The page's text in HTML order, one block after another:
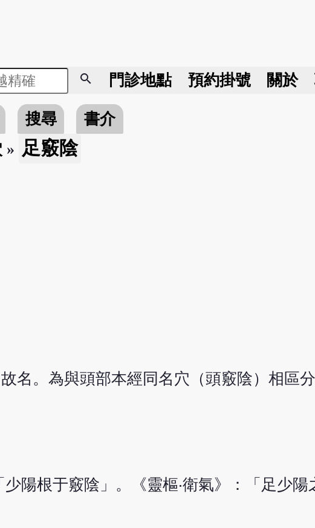
search 門診地點 預約掛號 關於
搜尋
書介
» 足竅陰
名。為與頭部本經同名穴（頭竅陰）相區
陽根于竅陰」。《靈樞‧衛氣》：「足少